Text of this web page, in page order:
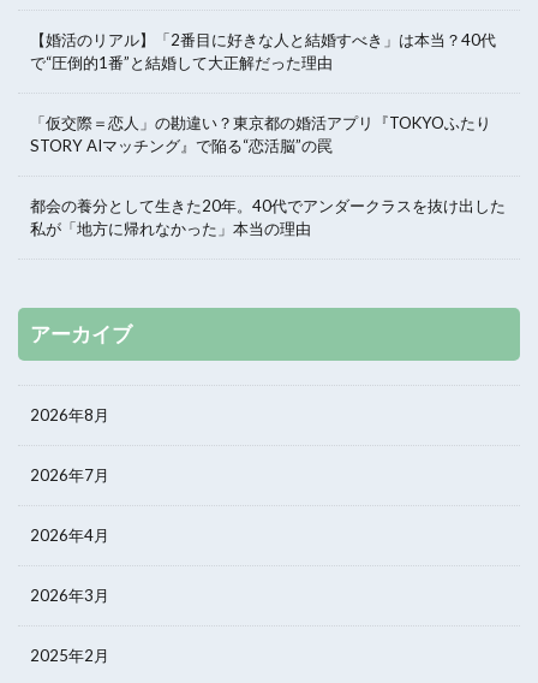
【婚活のリアル】「2番目に好きな人と結婚すべき」は本当？40代
で“圧倒的1番”と結婚して大正解だった理由
「仮交際＝恋人」の勘違い？東京都の婚活アプリ『TOKYOふたり
STORY AIマッチング』で陥る“恋活脳”の罠
都会の養分として生きた20年。40代でアンダークラスを抜け出した
私が「地方に帰れなかった」本当の理由
アーカイブ
2026年8月
2026年7月
2026年4月
2026年3月
2025年2月